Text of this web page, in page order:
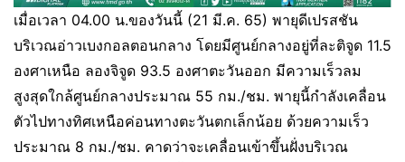
เมื่อเวลา 04.00 น.ของวันนี้ (21 มี.ค. 65) พายุดีเปรสชัน
บริเวณอ่าวเบงกอลตอนกลาง โดยมีศูนย์กลางอยู่ที่ละติจูด 11.5
องศาเหนือ ลองจิจูด 93.5 องศาตะวันออก มีความเร็วลม
สูงสุดใกล้ศูนย์กลางประมาณ 55 กม./ชม. พายุนี้กำลังเคลื่อน
ตัวไปทางทิศเหนือค่อนทางตะวันตกเล็กน้อย ด้วยความเร็ว
ประมาณ 8 กม./ชม. คาดว่าจะเคลื่อนเข้าขึ้นฝั่งบริเวณ